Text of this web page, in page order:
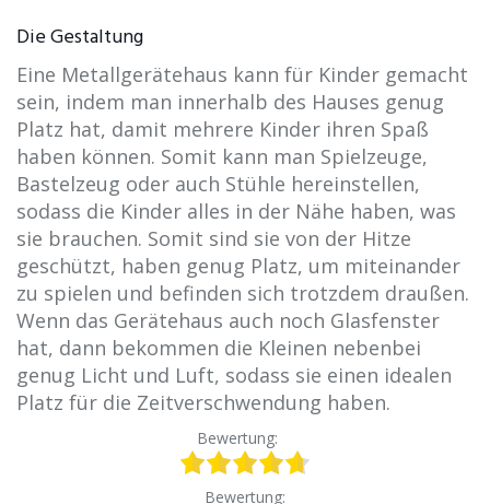
Die Gestaltung
Eine Metallgerätehaus kann für Kinder gemacht
sein, indem man innerhalb des Hauses genug
Platz hat, damit mehrere Kinder ihren Spaß
haben können. Somit kann man Spielzeuge,
Bastelzeug oder auch Stühle hereinstellen,
sodass die Kinder alles in der Nähe haben, was
sie brauchen. Somit sind sie von der Hitze
geschützt, haben genug Platz, um miteinander
zu spielen und befinden sich trotzdem draußen.
Wenn das Gerätehaus auch noch Glasfenster
hat, dann bekommen die Kleinen nebenbei
genug Licht und Luft, sodass sie einen idealen
Platz für die Zeitverschwendung haben.
Bewertung:
Bewertung: